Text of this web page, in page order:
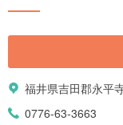
したいと思います。ぜひ、今度
福井県吉田郡永平
0776-63-3663